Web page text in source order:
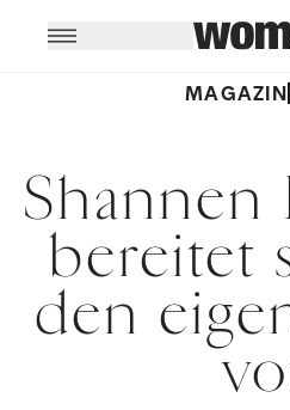
MAGAZIN
bereitet
den